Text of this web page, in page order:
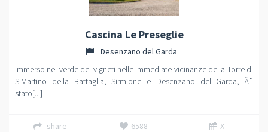
Cascina Le Preseglie
Desenzano del Garda
Immerso nel verde dei vigneti nelle immediate vicinanze della Torre di
S.Martino della Battaglia, Sirmione e Desenzano del Garda, Ã¨
stato[...]
share 6588 X